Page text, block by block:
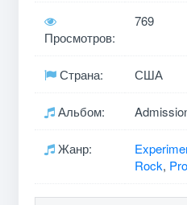
Просмотров:
769
Страна: США
Альбом:
Жанр:
Rock,